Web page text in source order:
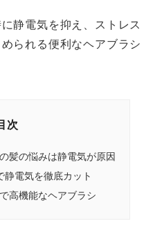
静電気を抑え、ストレス
られる便利なヘアブラシ
次
髪の悩みは静電気が原因
電気を徹底カット
高機能なヘアブラシ